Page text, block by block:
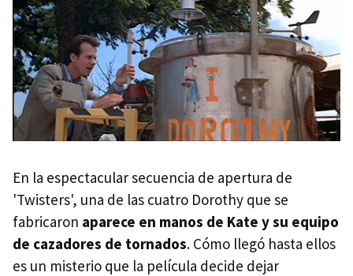
En la espectacular secuencia de apertura de
'Twisters', una de las cuatro Dorothy que se
fabricaron aparece en manos de Kate y su equipo
de cazadores de tornados. Cómo llegó hasta ellos
es un misterio que la película decide dejar